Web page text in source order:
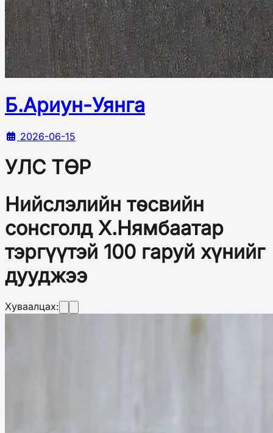
Б.Ариун-Уянга
2026-06-15
УЛС ТӨР
Нийслэлийн төсвийн
сонсголд Х.Нямбаатар
тэргүүтэй 100 гаруй хүнийг
дууджээ
Хуваалцах: